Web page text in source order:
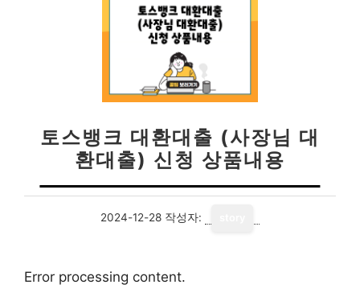
토스뱅크 대환대출 (사장님 대
환대출) 신청 상품내용
2024-12-28 작성자:
Error processing content.